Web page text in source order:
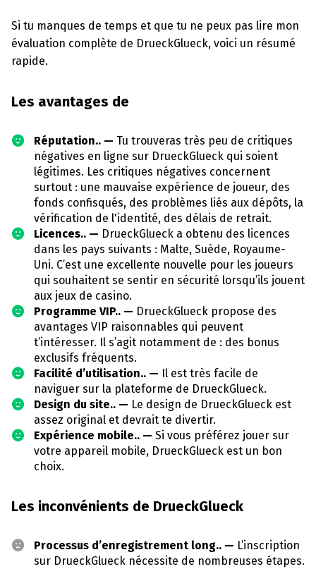
Si tu manques de temps et que tu ne peux pas lire mon
évaluation complète de DrueckGlueck, voici un résumé
rapide.
Les avantages de
Réputation.. — Tu trouveras très peu de critiques
négatives en ligne sur DrueckGlueck qui soient
légitimes. Les critiques négatives concernent
surtout : une mauvaise expérience de joueur, des
fonds confisqués, des problèmes liés aux dépôts, la
vérification de l'identité, des délais de retrait.
Licences.. — DrueckGlueck a obtenu des licences
dans les pays suivants : Malte, Suède, Royaume-
Uni. C’est une excellente nouvelle pour les joueurs
qui souhaitent se sentir en sécurité lorsqu’ils jouent
aux jeux de casino.
Programme VIP.. — DrueckGlueck propose des
avantages VIP raisonnables qui peuvent
t’intéresser. Il s’agit notamment de : des bonus
exclusifs fréquents.
Facilité d’utilisation.. — Il est très facile de
naviguer sur la plateforme de DrueckGlueck.
Design du site.. — Le design de DrueckGlueck est
assez original et devrait te divertir.
Expérience mobile.. — Si vous préférez jouer sur
votre appareil mobile, DrueckGlueck est un bon
choix.
Les inconvénients de DrueckGlueck
Processus d’enregistrement long.. — L’inscription
sur DrueckGlueck nécessite de nombreuses étapes.